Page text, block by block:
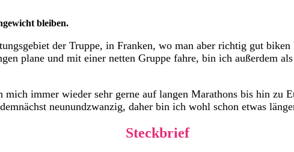
bleiben.
der Truppe, in Franken, wo man aber richtig gut biken
plane und mit einer netten Gruppe fahre, bin ich außerdem
immer wieder sehr gerne auf langen Marathons bis hin zu
neunundzwanzig, daher bin ich wohl schon etwas
Steckbrief